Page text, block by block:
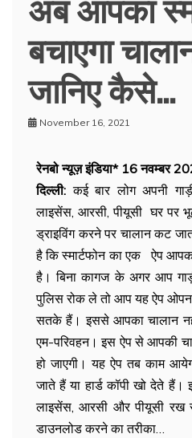
बचाएगा
जानिए कैसे…
November 16, 2021
रेनबो न्यूज़ इंडिया* 16 नवम्बर
दिल्ली:कई बार लोग अपनी
लाइसेंस, आरसी, पीयूसी घर पर
ड्राइविंग करने पर चालान कट
है कि स्मार्टफोन का एक ऐप
है। बिना कागज के अगर आप
पुलिस रोक ले तो आप यह ऐप
सतके हैं। इससे आपका चालान
एम-परिवहन। इस ऐप से आपकी
हो जाएगी। यह ऐप तब काम
जाते हैं या हार्ड कॉपी खो देते
लाइसेंस, आरसी और पीयूसी रख
डाउनलोड करने का तरीका…